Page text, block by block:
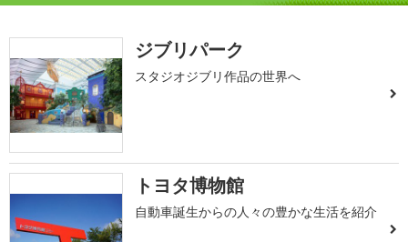
ジブリパーク
スタジオジブリ作品の世界へ
トヨタ博物館
自動車誕生からの人々の豊かな生活を紹介